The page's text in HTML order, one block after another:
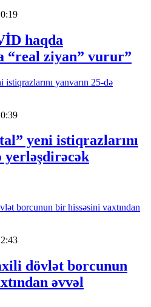
haqda
“real ziyan” vurur”
yeni istiqrazlarını
yerləşdirəcək
dövlət borcunun
əvvəl